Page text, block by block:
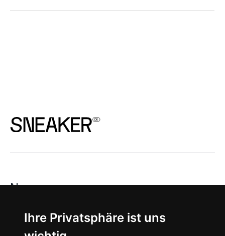
Ihre Privatsphäre ist uns
News
About